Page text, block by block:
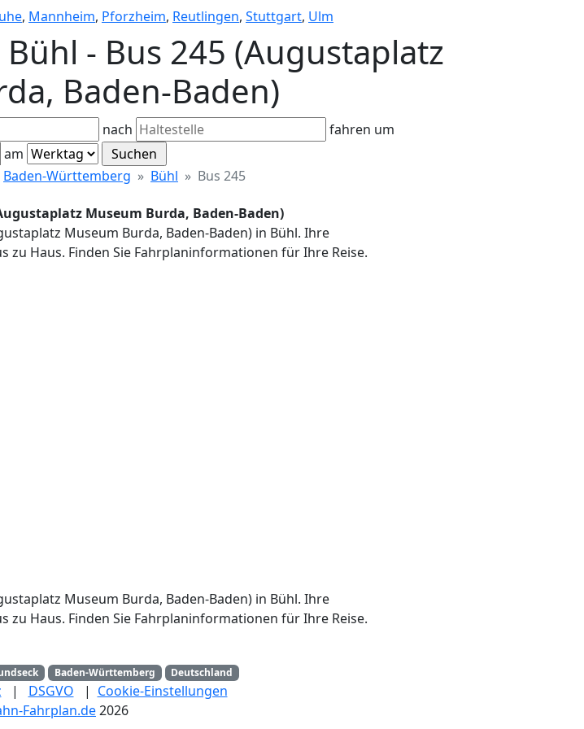
, Mannheim, Pforzheim, Reutlingen, Stuttgart, Ulm
- Bus 245 (Augustaplatz
Baden-Baden)
nach
fahren um
am
Baden-Württemberg Bühl Bus 245
Museum Burda, Baden-Baden)
Museum Burda, Baden-Baden) in Bühl. Ihre
zu Haus. Finden Sie Fahrplaninformationen für Ihre Reise.
Museum Burda, Baden-Baden) in Bühl. Ihre
zu Haus. Finden Sie Fahrplaninformationen für Ihre Reise.
Baden-Württemberg Deutschland
| DSGVO | Cookie-Einstellungen
Fahrplan.de2026